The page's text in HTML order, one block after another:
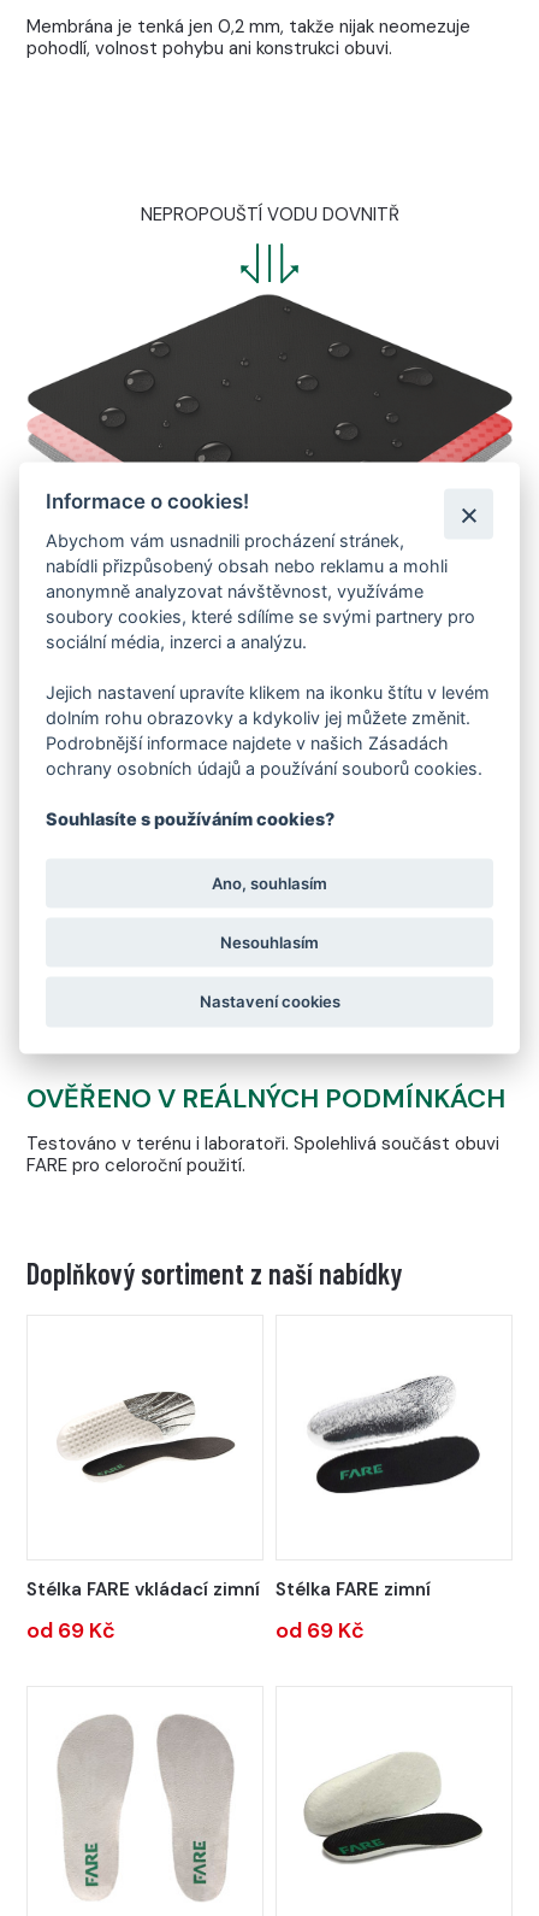
Membrána je tenká jen 0,2 mm, takže nijak neomezuje
pohodlí, volnost pohybu ani konstrukci obuvi.
NEPROPOUŠTÍ VODU DOVNITŘ
PROPOUŠTÍ POT VEN
VYSOKÝ VODNÍ SLOUPEC 30 000 MM
podmínkách – sucho i v mokré trávě, kalužích či sněhu.
EKOLOGICKÁ A BEZPEČNÁ VOLBA
Certifikace PFAS free – bez škodlivých fluorovaných látek.
OVĚŘENO V REÁLNÝCH PODMÍNKÁCH
Testováno v terénu i laboratoři. Spolehlivá součást obuvi
FARE pro celoroční použití.
Doplňkový sortiment z naší nabídky
Stélka FARE vkládací zimní
od 69 Kč
Stélka FARE zimní
od 69 Kč
Informace o cookies!
Abychom vám usnadnili procházení stránek,
nabídli přizpůsobený obsah nebo reklamu a mohli
anonymně analyzovat návštěvnost, využíváme
soubory cookies, které sdílíme se svými partnery pro
sociální média, inzerci a analýzu.
Jejich nastavení upravíte klikem na ikonku štítu v levém
dolním rohu obrazovky a kdykoliv jej můžete změnit.
Podrobnější informace najdete v našich Zásadách
ochrany osobních údajů a používání souborů cookies.
Souhlasíte s používáním cookies?
Ano, souhlasím
Nesouhlasím
Nastavení cookies